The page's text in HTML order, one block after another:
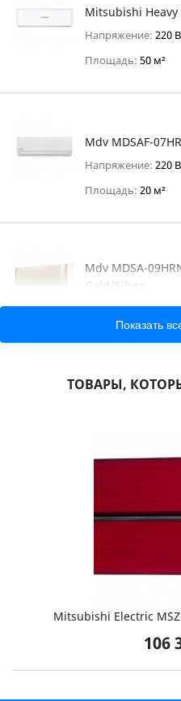
Mitsubishi Heavy
Напряжение: 220 В
Площадь: 50 м²
Mdv MDSAF-
Напряжение: 220 В
Площадь: 20 м²
Mdv MDSA-
Gold/Silver
Напряжение:220 В
Площадь:25 м²
Площадь:50 м²
Показать
ТОВАРЫ,
Mitsubishi Electric
106